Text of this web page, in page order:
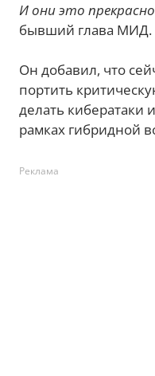
И они это
бывший глава МИД.
Он добавил, что
портить
делать кибератаки
рамках гибридной
Реклама